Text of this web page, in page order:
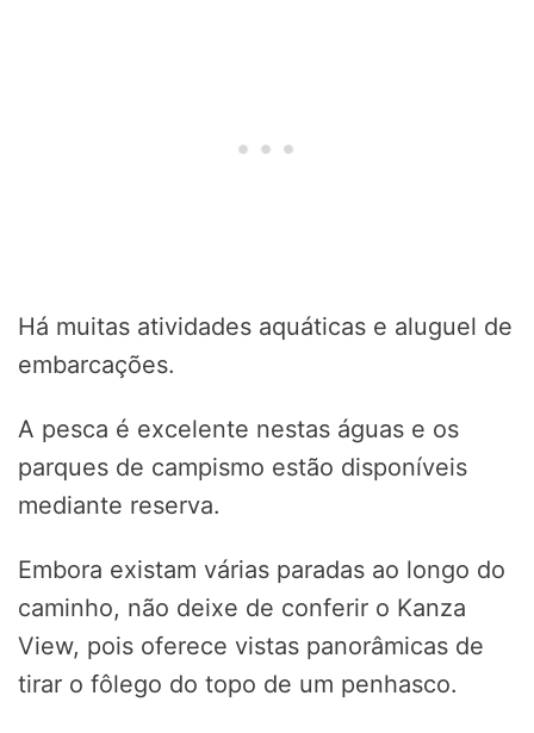
Há muitas atividades aquáticas e aluguel de
embarcações.
A pesca é excelente nestas águas e os
parques de campismo estão disponíveis
mediante reserva.
Embora existam várias paradas ao longo do
caminho, não deixe de conferir o Kanza
View, pois oferece vistas panorâmicas de
tirar o fôlego do topo de um penhasco.